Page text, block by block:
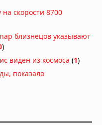
раскрыт: в мозге
исчезли из-за
связей,
заявил учёный
на скорости 8700
близнецов указывают
)
виден из космоса (1)
показало